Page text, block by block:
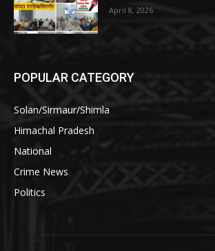
April 8, 2026
POPULAR CATEGORY
Solan/Sirmaur/Shimla
Himachal Pradesh
National
Crime News
Politics